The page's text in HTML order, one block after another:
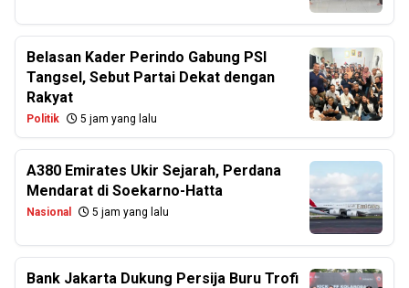
Belasan Kader Perindo Gabung PSI
Tangsel, Sebut Partai Dekat dengan
Rakyat
Politik 5 jam yang lalu
A380 Emirates Ukir Sejarah, Perdana
Mendarat di Soekarno-Hatta
Nasional 5 jam yang lalu
Bank Jakarta Dukung Persija Buru Trofi